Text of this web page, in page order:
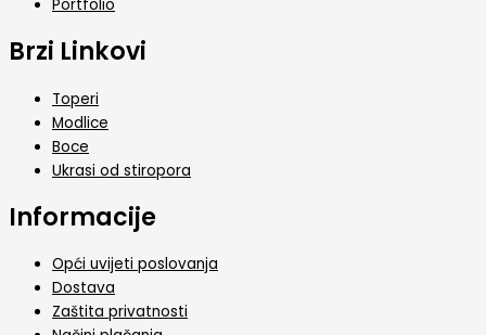
Portfolio
Brzi Linkovi
Toperi
Modlice
Boce
Ukrasi od stiropora
Informacije
Opći uvijeti poslovanja
Dostava
Zaštita privatnosti